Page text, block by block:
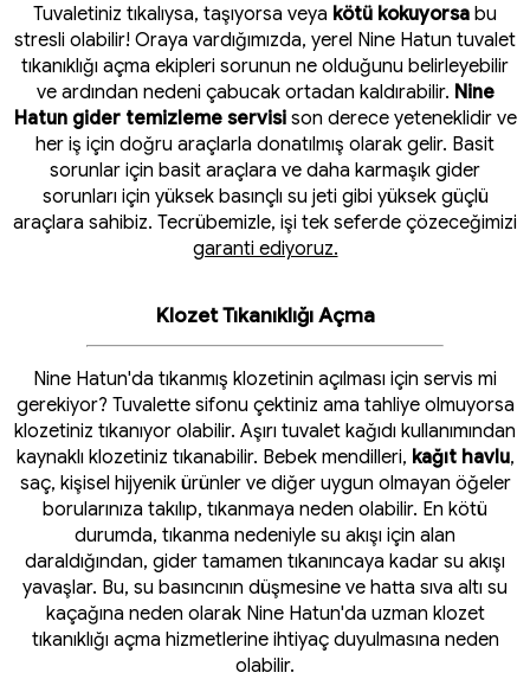
Tuvaletiniz tıkalıysa, taşıyorsa veya kötü kokuyorsa bu
stresli olabilir! Oraya vardığımızda, yerel Nine Hatun tuvalet
tıkanıklığı açma ekipleri sorunun ne olduğunu belirleyebilir
ve ardından nedeni çabucak ortadan kaldırabilir. Nine
Hatun gider temizleme servisison derece yeteneklidir ve
her iş için doğru araçlarla donatılmış olarak gelir. Basit
sorunlar için basit araçlara ve daha karmaşık gider
sorunları için yüksek basınçlı su jeti gibi yüksek güçlü
araçlara sahibiz. Tecrübemizle, işi tek seferde çözeceğimizi
garanti ediyoruz.
Klozet Tıkanıklığı Açma
Nine Hatun'da tıkanmış klozetinin açılması için servis mi
gerekiyor? Tuvalette sifonu çektiniz ama tahliye olmuyorsa
klozetiniz tıkanıyor olabilir. Aşırı tuvalet kağıdı kullanımından
kaynaklı klozetiniz tıkanabilir. Bebek mendilleri, kağıt havlu,
saç, kişisel hijyenik ürünler ve diğer uygun olmayan öğeler
borularınıza takılıp, tıkanmaya neden olabilir. En kötü
durumda, tıkanma nedeniyle su akışı için alan
daraldığından, gider tamamen tıkanıncaya kadar su akışı
yavaşlar. Bu, su basıncının düşmesine ve hatta sıva altı su
kaçağına neden olarak Nine Hatun'da uzman klozet
tıkanıklığı açma hizmetlerine ihtiyaç duyulmasına neden
olabilir.